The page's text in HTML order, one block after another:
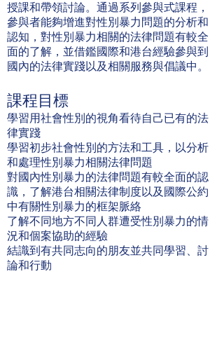
授課和帶領討論。通過系列參與式課程，
參與者能夠增進對性別暴力問題的分析和
認知，對性別暴力相關的法律問題有較全
面的了解，並借鑑國際和港台經驗參與到
國內的法律實踐以及相關服務與倡議中。
課程目標
學習用社會性別的視角看待自己已有的法
律實踐
學習初步社會性別的方法和工具，以分析
和處理性別暴力相關法律問題
對國內性別暴力的法律問題有較全面的認
識，了解港台相關法律制度以及國際公約
中有關性別暴力的框架脈絡
了解不同地方不同人群遭受性別暴力的情
況和個案協助的經驗
結識到有共同志向的朋友並共同學習、討
論和行動